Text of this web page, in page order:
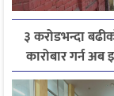
३ करोडभन्दा
कारोबार गर्न अब
अनिवार्य